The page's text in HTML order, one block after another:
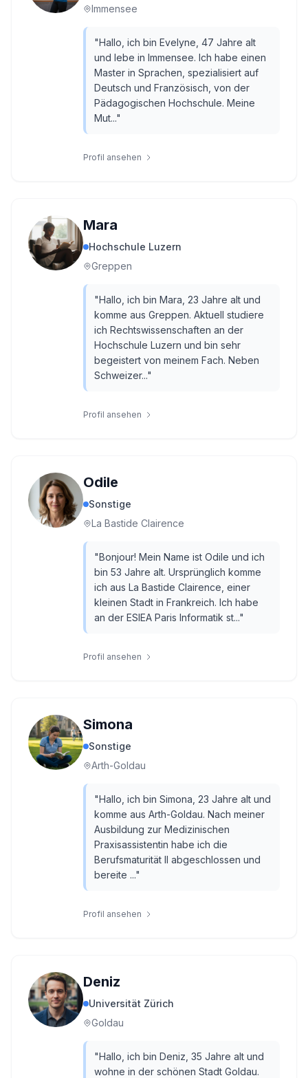
Immensee
"Hallo, ich bin Evelyne, 47 Jahre alt
und lebe in Immensee. Ich habe einen
Master in Sprachen, spezialisiert auf
Deutsch und Französisch, von der
Pädagogischen Hochschule. Meine
Mut..."
Profil ansehen
Mara
Hochschule Luzern
Greppen
"Hallo, ich bin Mara, 23 Jahre alt und
komme aus Greppen. Aktuell studiere
ich Rechtswissenschaften an der
Hochschule Luzern und bin sehr
begeistert von meinem Fach. Neben
Schweizer..."
Profil ansehen
Odile
Sonstige
La Bastide Clairence
"Bonjour! Mein Name ist Odile und ich
bin 53 Jahre alt. Ursprünglich komme
ich aus La Bastide Clairence, einer
kleinen Stadt in Frankreich. Ich habe
an der ESIEA Paris Informatik st..."
Profil ansehen
Simona
Sonstige
Arth-Goldau
"Hallo, ich bin Simona, 23 Jahre alt und
komme aus Arth-Goldau. Nach meiner
Ausbildung zur Medizinischen
Praxisassistentin habe ich die
Berufsmaturität II abgeschlossen und
bereite ..."
Profil ansehen
Deniz
Universität Zürich
Goldau
"Hallo, ich bin Deniz, 35 Jahre alt und
wohne in der schönen Stadt Goldau.